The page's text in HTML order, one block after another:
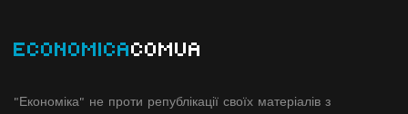
ECONOMICACOMUA
"Економіка" не проти републікації своїх матеріалів з